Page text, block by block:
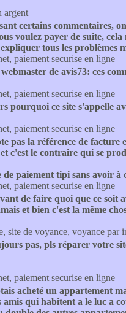
argent
certains commentaires,
voulez payer de suite,
tous les problèmes
, paiement securise en ligne
de avis73: ces
, paiement securise en ligne
pourquoi ce site s'appelle
, paiement securise en ligne
pas la référence de
c'est le contraire qui se
paiement tipi sans avoir à
, paiement securise en ligne
de faire quoi que ce soit
et bien c'est la même
, site de voyance, voyance par
pas, pls réparer votre
, paiement securise en ligne
acheté un appartement
qui habitent a le luc a